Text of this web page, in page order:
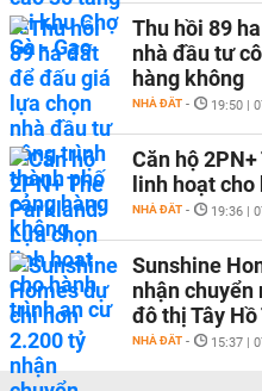
Thu hồi 89
nhà đầu tư
hàng không
NHÀ ĐẤT - 19:50 |
Căn hộ
linh hoạt
NHÀ ĐẤT - 19:36 |
Sunshine
nhận
đô thị Tây Hồ
NHÀ ĐẤT - 15:37 |